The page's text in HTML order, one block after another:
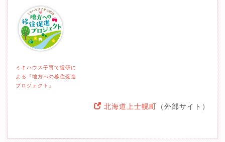
ミキハウス子育て総研に
よる『地方への移住促進
プロジェクト』
北海道上士幌町 （外部サイト）